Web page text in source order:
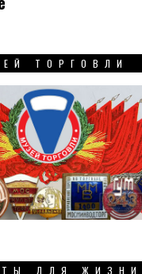
ТОРГОВЛИ
ДЛЯ ЖИЗНИ